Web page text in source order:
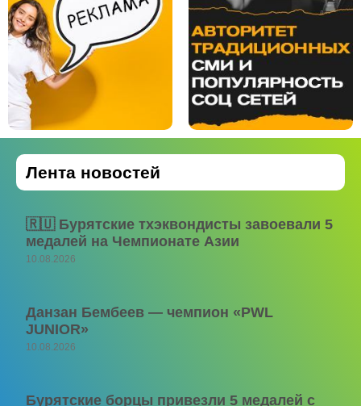
Лента новостей
🇷🇺 Бурятские тхэквондисты завоевали 5
медалей на Чемпионате Азии
10.08.2026
Данзан Бембеев — чемпион «PWL
JUNIOR»
10.08.2026
Бурятские борцы привезли 5 медалей с